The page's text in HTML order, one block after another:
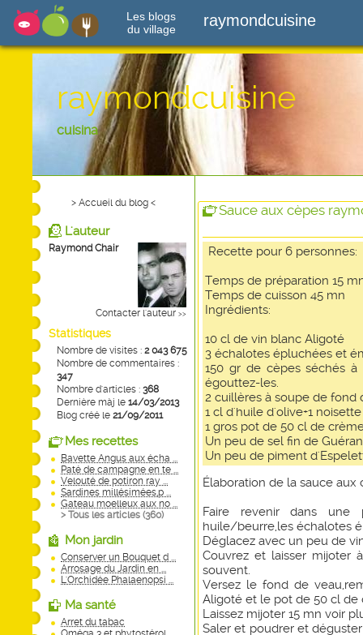
Les blogs
du village
raymondcuisine
raymondcuisine
cuisina
> Accueil du blog <
L'auteur
Raymond Chair
Contacter l'auteur >>
Statistiques
Nombre de visites : 2 043 675
Nombre de commentaires :
347
Nombre d'articles : 368
Dernière màj le 14/03/2013
Blog créé le 21/09/2011
Mes recettes
Bavette Angus aux écha ...
Paté de campagne en te ...
Velouté de potiron ray ...
Sardines millésimées,p ...
Gateau moelleux aux no ...
> Tous les articles (360)
Mon jardin
Conserver un Bouquet d ...
Arrosage du Jardin en ...
L'Orchidée Phalaenopsi ...
Ma santé
Arret du tabac
Sauce aux cèpes
Recette pour 6 personnes:
Temps de préparation 15
Temps de cuisson 45 mn
Ingrédients:
10 cl de vin blanc Aligoté
3 échalotes épluchées et
150 gr de cèpes séchés
égouttez-les.
2 cuillères à soupe de fond
1 cl d'huile d'olive+1
1 gros pot de 50 cl de
Un peu de sel fin de
Un peu de piment
Élaboration de la sauce aux
Faire revenir dans
huile/beurre,les échalotes
Déglacez avec un peu de
Couvrez et laisser mijoter
souvent.
Versez le fond de
Aligoté et le pot de 50 cl de
Laissez mijoter 15 mn voir
Saler et poudrer et